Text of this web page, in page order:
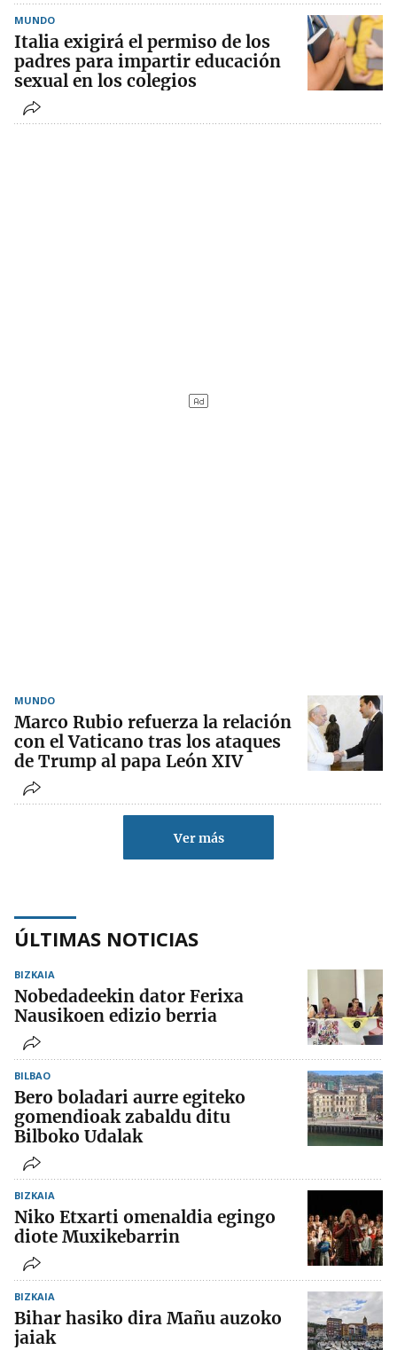
MUNDO
Italia exigirá el permiso de los
padres para impartir educación
sexual en los colegios
MUNDO
Marco Rubio refuerza la relación
con el Vaticano tras los ataques
de Trump al papa León XIV
Ver más
ÚLTIMAS NOTICIAS
BIZKAIA
Nobedadeekin dator Ferixa
Nausikoen edizio berria
BILBAO
Bero boladari aurre egiteko
gomendioak zabaldu ditu
Bilboko Udalak
BIZKAIA
Niko Etxarti omenaldia egingo
diote Muxikebarrin
BIZKAIA
Bihar hasiko dira Mañu auzoko
jaiak